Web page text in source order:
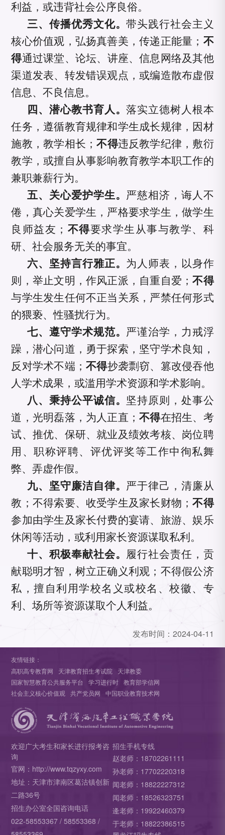
利益，或违背社会公序良俗。
三、传播优秀文化。带头践行社会主义
核心价值观，弘扬真善美，传递正能量； 不
得通过课堂、论坛、讲座、信息网络及其他
渠道发表、转发错误观点，或编造散布虚假
信息、不良信息。
四、潜心教书育人。落实立德树人根本
任务，遵循教育规律和学生成长规律，因材
施教，教学相长；不得违反教学纪律，敷衍
教学，或擅自从事影响教育教学本职工作的
兼职兼薪行为。
五、关心爱护学生。 严慈相济，诲人不
倦，真心关爱学生，严格要求学生，做学生
良师益友； 不得要求学生从事与教学、科
研、社会服务无关的事宜。
六、坚持言行雅正。 为人师表，以身作
则，举止文明，作风正派，自重自爱；不得
与学生发生任何不正当关系，严禁任何形式
的猥亵、性骚扰行为。
七、遵守学术规范。 严谨治学，力戒浮
躁，潜心问道，勇于探索，坚守学术良知，
反对学术不端； 不得抄袭剽窃、篡改侵吞他
人学术成果，或滥用学术资源和学术影响。
八、秉持公平诚信。 坚持原则，处事公
道，光明磊落，为人正直； 不得在招生、考
试、推优、保研、就业及绩效考核、岗位聘
用、职称评聘、评优评奖等工作中徇私舞
弊、弄虚作假。
九、坚守廉洁自律。 严于律己，清廉从
教；不得索要、收受学生及家长财物 ；不得
参加由学生及家长付费的宴请、旅游、娱乐
休闲等活动，或利用家长资源谋取私利。
十、积极奉献社会。 履行社会责任，贡
献聪明才智，树立正确义利观；不得假公济
私，擅自利用学校名义或校名、校徽、专
利、场所等资源谋取个人利益。
发布时间： 2024-04-11
友情链接：
高职高专教育网
天津教育招生考试院
天津教委
国家智慧教育公共服务平台
学习进行时
教育部学信网
社会主义核心价值观
共产党员网 中国职业教育技术网
欢迎广大考生和家长进行报考咨
询
官网：http://www.tqzyxy.com
地址：天津市津南区葛沽镇创新
二路36号
招生办公室全国咨询电话
022-58553367 / 58553368 /
招生手机专线
赵老师：18702261111
孙老师：17702220318
闻老师：18822227312
闻老师：18526323751
逄老师：19922460379
于老师：18822386515